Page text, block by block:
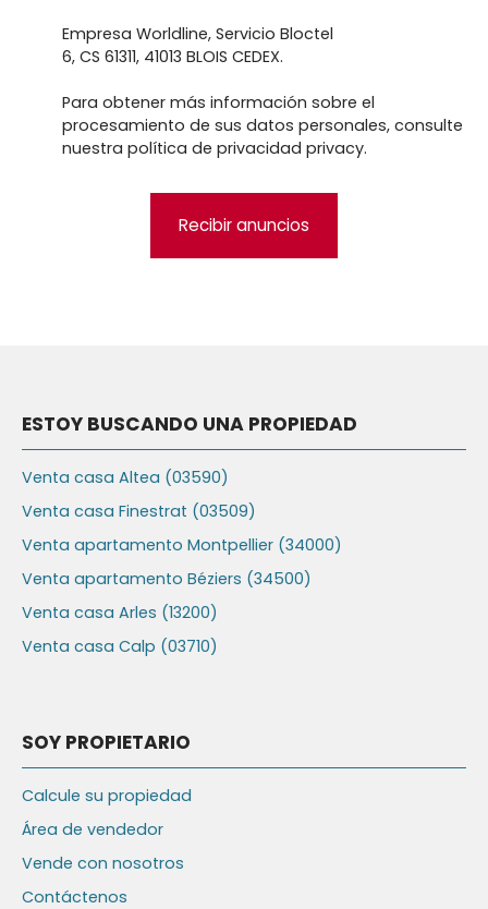
Empresa Worldline, Servicio Bloctel
6, CS 61311, 41013 BLOIS CEDEX.
Para obtener más información sobre el
procesamiento de sus datos personales, consulte
nuestra política de privacidad privacy.
Recibir anuncios
ESTOY BUSCANDO UNA PROPIEDAD
Venta casa Altea (03590)
Venta casa Finestrat (03509)
Venta apartamento Montpellier (34000)
Venta apartamento Béziers (34500)
Venta casa Arles (13200)
Venta casa Calp (03710)
SOY PROPIETARIO
Calcule su propiedad
Área de vendedor
Vende con nosotros
Contáctenos